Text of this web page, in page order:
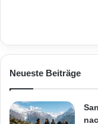
Neueste Beiträge